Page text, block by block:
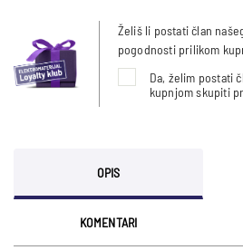
Želiš li postati član
pogodnosti prilikom
Da, želim postati
kupnjom skupiti
OPIS
KOMENTARI